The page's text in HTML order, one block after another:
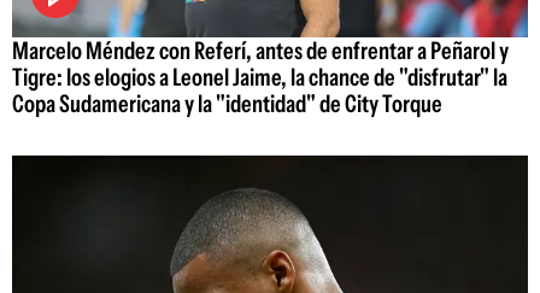
Marcelo Méndez con Referí, antes de enfrentar a Peñarol y
Tigre: los elogios a Leonel Jaime, la chance de "disfrutar" la
Copa Sudamericana y la "identidad" de City Torque